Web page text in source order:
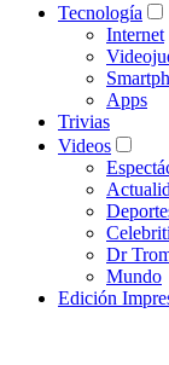
Tecnología
Internet
Apps
Trivias
Videos
Dr
Mundo
Edición